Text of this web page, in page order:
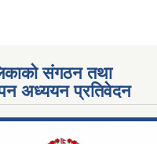
Al...
संगठन तथा
अध्ययन प्रतिवेदन